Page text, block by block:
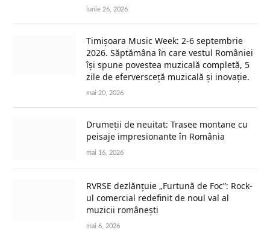
iunie 26, 2026
Timișoara Music Week: 2-6 septembrie
2026. Săptămâna în care vestul României
își spune povestea muzicală completă, 5
zile de eferversceță muzicală și inovație.
mai 20, 2026
Drumeții de neuitat: Trasee montane cu
peisaje impresionante în România
mai 16, 2026
RVRSE dezlănțuie „Furtună de Foc”: Rock-
ul comercial redefinit de noul val al
muzicii românești
mai 6, 2026